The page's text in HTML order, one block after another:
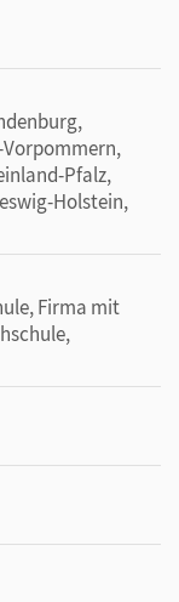
Vorpommern,
Pfalz,
Holstein,
Firma mit